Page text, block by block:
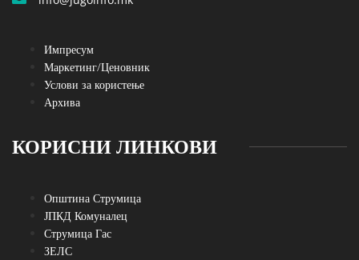
Импресум
Маркетинг/Ценовник
Услови за користење
Архива
КОРИСНИ ЛИНКОВИ
Општина Струмица
ЈПКД Комуналец
Струмица Гас
ЗЕЛС